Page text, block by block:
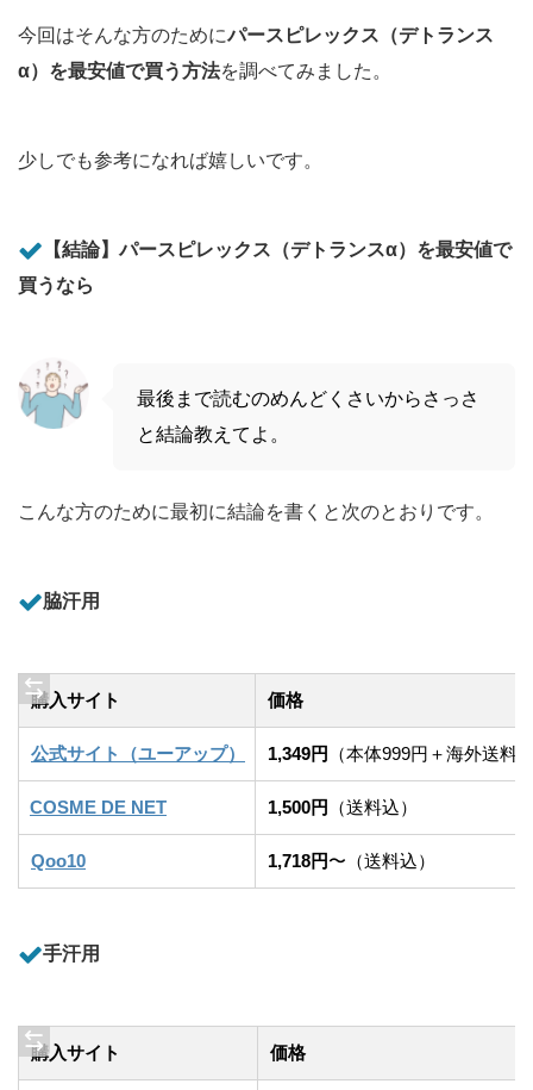
今回はそんな方のためにパースピレックス（デトランス
α）を最安値で買う方法を調べてみました。
少しでも参考になれば嬉しいです。
【結論】パースピレックス（デトランスα）を最安値で
買うなら
最後まで読むのめんどくさいからさっさ
と結論教えてよ。
こんな方のために最初に結論を書くと次のとおりです。
脇汗用
購入サイト 価格
公式サイト（ユーアップ） 1,349円 （本体999円＋海外送料
COSME DE NET 1,500円 （送料込）
Qoo10 1,718円〜（送料込）
手汗用
購入サイト 価格